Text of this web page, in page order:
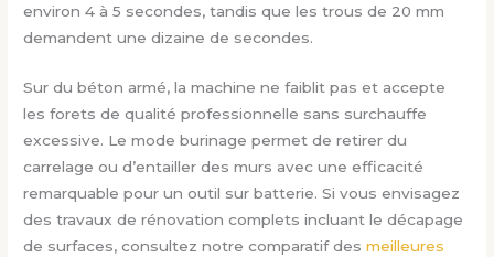
environ 4 à 5 secondes, tandis que les trous de 20 mm
demandent une dizaine de secondes.
Sur du béton armé, la machine ne faiblit pas et accepte
les forets de qualité professionnelle sans surchauffe
excessive. Le mode burinage permet de retirer du
carrelage ou d’entailler des murs avec une efficacité
remarquable pour un outil sur batterie. Si vous envisagez
des travaux de rénovation complets incluant le décapage
de surfaces, consultez notre comparatif desmeilleures